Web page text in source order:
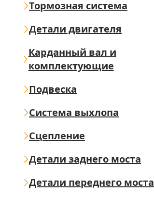
Тормозная система
Детали двигателя
Карданный вал и
комплектующие
Подвеска
Система выхлопа
Сцепление
Детали заднего моста
Детали переднего моста